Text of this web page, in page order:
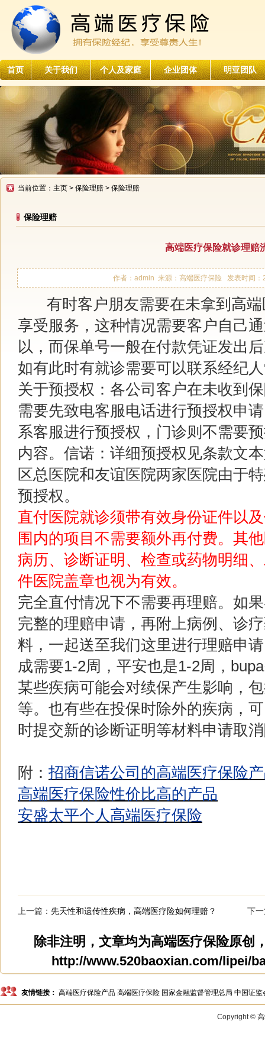
首页 关于我们 个人及家庭 企业团体 明亚团队
当前位置： 主页 > 保险理赔 > 保险理赔
保险理赔
高端医疗保险就诊理赔
作者：admin 来源：高端医疗保险 发表时间
有时客户朋友需要在未拿到高端
享受服务，这种情况需要客户自己
以，而保单号一般在付款凭证发出
如有此时有就诊需要可以联系经纪
关于预授权：各公司客户在未收到
需要先致电客服电话进行预授权申
系客服进行预授权，门诊则不需要
内容。信诺：详细预授权见条款文
区总医院和友谊医院两家医院由于
预授权。
直付医院就诊须带有效身份证件以
围内的项目不需要额外再付费。其
病历、诊断证明、检查或药物明细
件医院盖章也视为有效。
完全直付情况下不需要再理赔。如
完整的理赔申请，再附上病例、诊
料，一起送至我们这里进行理赔申
成需要1-2周，平安也是1-2周，
某些疾病可能会对续保产生影响，
等。也有些在投保时除外的疾病，
时提交新的诊断证明等材料申请取
附： 招商信诺公司的高端医疗保险
高端医疗保险性价比高的产品
安盛太平个人高端医疗保险
上一篇： 先天性和遗传性疾病，高端医疗险如何理赔？ 下
除非注明，文章均为高端医疗保险原创
http://www.520baoxian.com/lipei/
友情链接： 高端医疗保险产品 高端医疗保险 国家金融监督管理总局 中国证监
Copyright ©